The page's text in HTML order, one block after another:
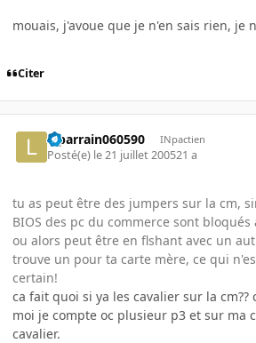
mouais, j'avoue que je n'en sais rien, je
Citer
leparrain060590 INpactien
Posté(e) le 21 juillet 200521 a
tu as peut être des jumpers sur la cm,
BIOS des pc du commerce sont bloqués
ou alors peut être en flshant avec un
trouve un pour ta carte mère, ce qui
certain!
ca fait quoi si ya les cavalier sur la cm??
moi je compte oc plusieur p3 et sur ma
cavalier.